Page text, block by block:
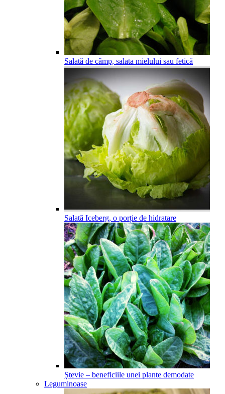
Salată de câmp, salata mielului sau fetică
Salată Iceberg, o porție de hidratare
Ștevie – beneficiile unei plante demodate
Leguminoase